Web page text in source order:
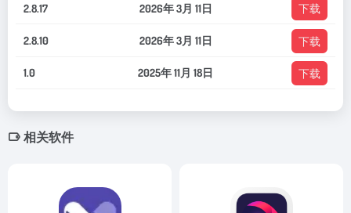
2.8.17 2026年 3月 11日 下载
2.8.10 2026年 3月 11日 下载
1.0 2025年 11月 18日 下载
相关软件